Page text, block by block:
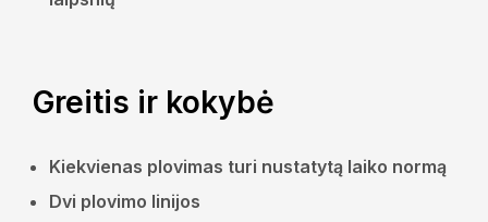
Greitis ir kokybė
Kiekvienas plovimas turi nustatytą laiko normą
Dvi plovimo linijos